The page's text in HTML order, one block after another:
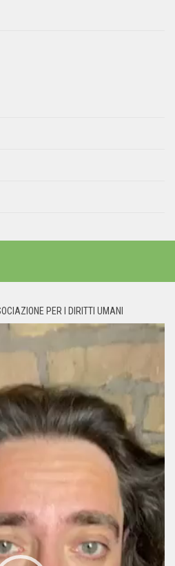
PER I DIRITTI UMANI